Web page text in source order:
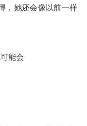
，她还会像以前一样
能会